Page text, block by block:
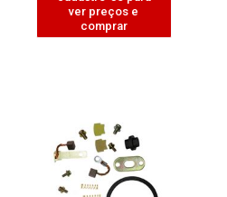
ver preços e
comprar